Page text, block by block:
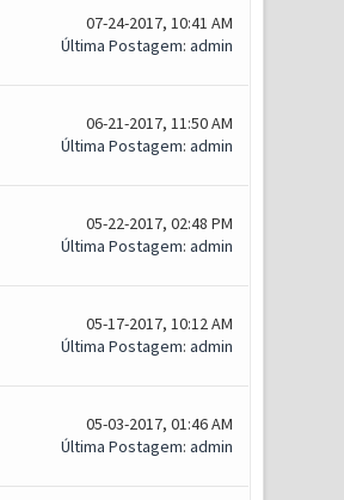
07-24-2017, 10:41 AM
Última Postagem: admin
06-21-2017, 11:50 AM
Última Postagem: admin
05-22-2017, 02:48 PM
Última Postagem: admin
05-17-2017, 10:12 AM
Última Postagem: admin
05-03-2017, 01:46 AM
Última Postagem: admin